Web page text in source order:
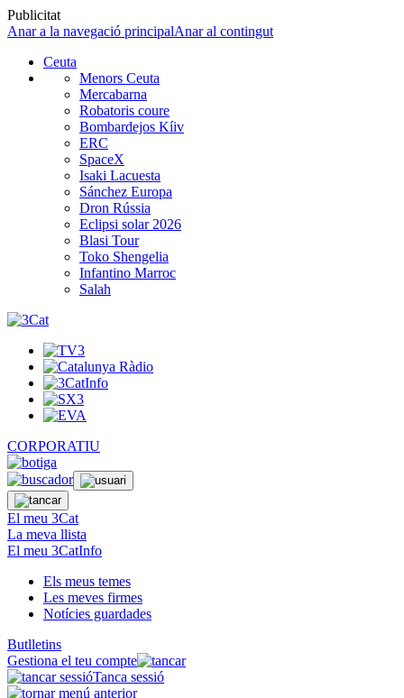
Publicitat
Anar a la navegació principalAnar al contingut
Ceuta
Menors Ceuta
Mercabarna
Robatoris coure
Bombardejos Kíiv
ERC
SpaceX
Isaki Lacuesta
Sánchez Europa
Dron Rússia
Eclipsi solar 2026
Blasi Tour
Toko Shengelia
Infantino Marroc
Salah
CORPORATIU
El meu 3Cat
La meva llista
El meu 3CatInfo
Els meus temes
Les meves firmes
Notícies guardades
Butlletins
Gestiona el teu compte
Tanca sessió